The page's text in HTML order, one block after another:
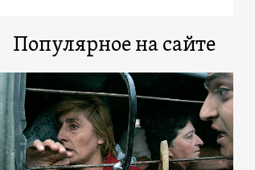
Популярное на сайте